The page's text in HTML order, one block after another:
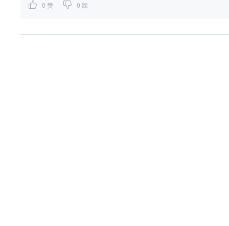
0 赞 0 踩